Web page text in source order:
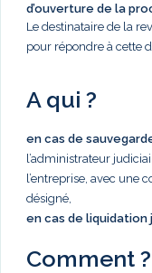
d’ouverture de la
Le destinataire de la
pour répondre à cette
A qui ?
en cas de
l’administrateur
l’entreprise, avec une
désigné,
en cas de liquidation
Comment ?